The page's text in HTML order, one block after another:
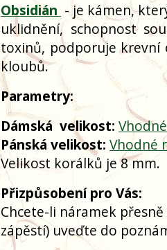
Obsidián - je kámen,
uklidnění, schopnost
toxinů, podporuje krevní
kloubů.
Parametry:
Dámská velikost:
Pánská velikost: Vhodné
Velikost korálků je 8 mm.
Přizpůsobení pro Vás:
Chcete-li náramek
zápěstí) uveďte do